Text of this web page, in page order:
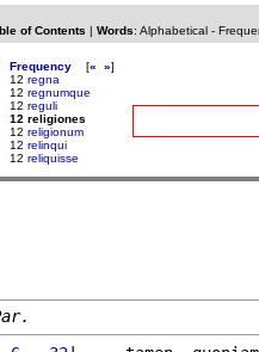
of Contents | Words: Alphabetical-
Frequency [« »]
12 regna
12 regnumque
12 reguli
12 religiones
12 religionum
12 relinqui
12 reliquisse